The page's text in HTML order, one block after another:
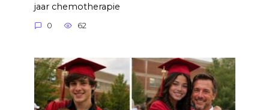
jaar chemotherapie
0 62